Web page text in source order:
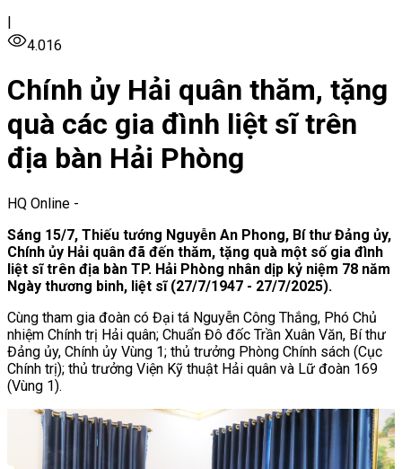
|
4.016
Chính ủy Hải quân thăm, tặng
quà các gia đình liệt sĩ trên
địa bàn Hải Phòng
HQ Online -
Sáng 15/7, Thiếu tướng Nguyễn An Phong, Bí thư Đảng ủy,
Chính ủy Hải quân đã đến thăm, tặng quà một số gia đình
liệt sĩ trên địa bàn TP. Hải Phòng nhân dịp kỷ niệm 78 năm
Ngày thương binh, liệt sĩ (27/7/1947 - 27/7/2025).
Cùng tham gia đoàn có Đại tá Nguyễn Công Thắng, Phó Chủ
nhiệm Chính trị Hải quân; Chuẩn Đô đốc Trần Xuân Văn, Bí thư
Đảng ủy, Chính ủy Vùng 1; thủ trưởng Phòng Chính sách (Cục
Chính trị); thủ trưởng Viện Kỹ thuật Hải quân và Lữ đoàn 169
(Vùng 1).